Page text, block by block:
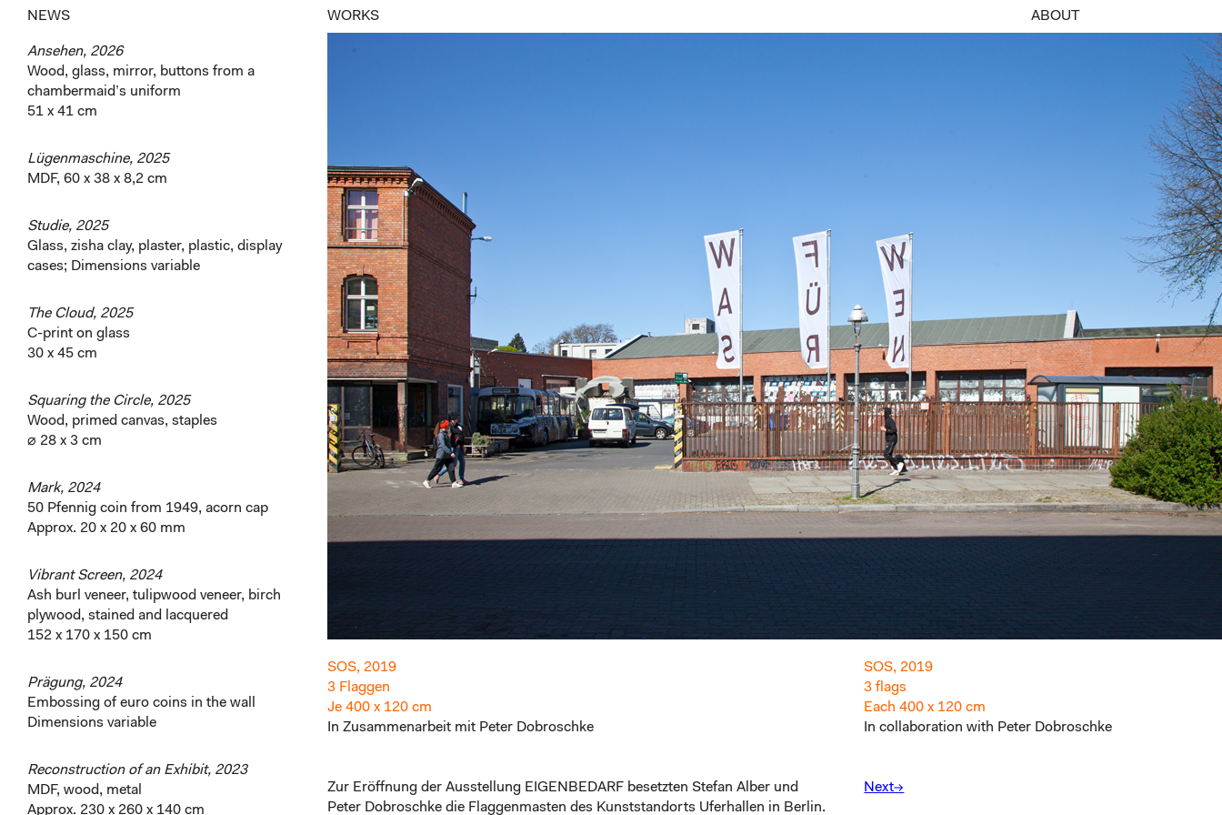
NEWS WORKS ABOUT
SOS, 2019
3 Flaggen
Je 400 x 120 cm
In Zusammenarbeit mit Peter Dobroschke
Zur Eröffnung der Ausstellung EIGENBEDARF besetzten Stefan Alber und
Peter Dobroschke die Flaggenmasten des Kunststandorts Uferhallen in Berlin.
SOS, 2019
3 flags
Each 400 x 120 cm
In collaboration with Peter Dobroschke
Next→
Ansehen, 2026
Wood, glass, mirror, buttons from a
chambermaid’s uniform
51 x 41 cm
Lügenmaschine, 2025
MDF, 60 x 38 x 8,2 cm
Studie, 2025
Glass, zisha clay, plaster, plastic, display
cases; Dimensions variable
The Cloud, 2025
C-print on glass
30 x 45 cm
Squaring the Circle, 2025
Wood, primed canvas, staples
⌀ 28 x 3 cm
Mark, 2024
50 Pfennig coin from 1949, acorn cap
Approx. 20 x 20 x 60 mm
Vibrant Screen, 2024
Ash burl veneer, tulipwood veneer, birch
plywood, stained and lacquered
152 x 170 x 150 cm
Prägung, 2024
Embossing of euro coins in the wall
Dimensions variable
Reconstruction of an Exhibit, 2023
MDF, wood, metal
Approx. 230 x 260 x 140 cm